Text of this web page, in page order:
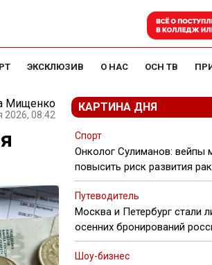
ЭКСКЛЮЗИВ О НАС ОСН ТВ
Мищенко
2026, 08:42
КАРТИНА ДНЯ
Спорт
Онколог Сулиманов: вейпы
повысить риск развития
Путеводитель
Москва и Петербург стали
осенних бронирований
Шоу-бизнес